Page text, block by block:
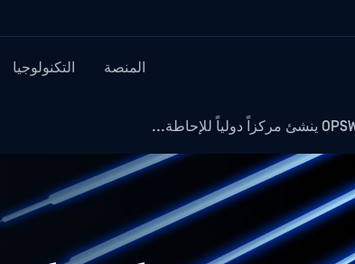
المنصة التكنولوجيا